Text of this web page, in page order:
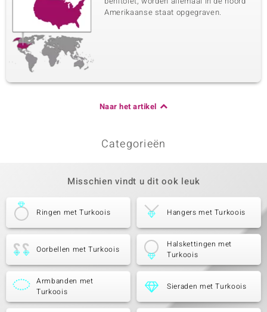
Amerikaanse staat opgegraven.
Naar het artikel
Categorieën
Misschien vindt u dit ook leuk
Ringen met Turkoois Hangers met Turkoois
Oorbellen met Turkoois
Halskettingen met
Turkoois
Armbanden met
Turkoois
Sieraden met Turkoois